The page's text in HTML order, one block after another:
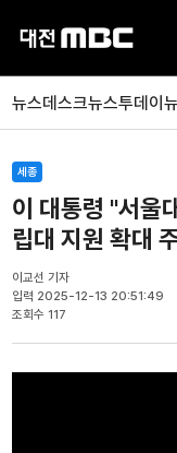
뉴스데스크뉴스투데이
세종
이 대통령 "서울
립대 지원 확대
이교선 기자
입력 2025-12-13 20:51:49
조회수 117